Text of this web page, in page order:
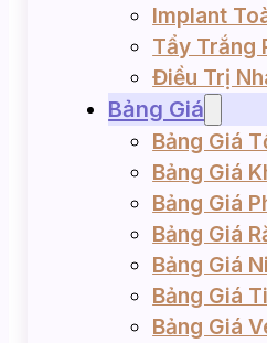
Implant
Tẩy Trắng
Điều Trị
Bảng Giá
Bảng Giá
Bảng Giá
Bảng Giá
Bảng Giá
Bảng Giá
Bảng Giá
Bảng Giá